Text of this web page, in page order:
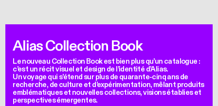
Alias Collection Book
Le nouveau Collection Book est bien plus qu’un catalogue :
c’est un récit visuel et design de l’identité d’Alias.
Un voyage qui s’étend sur plus de quarante-cinq ans de
recherche, de culture et d’expérimentation, mêlant produits
emblématiques et nouvelles collections, visions établies et
perspectives émergentes.